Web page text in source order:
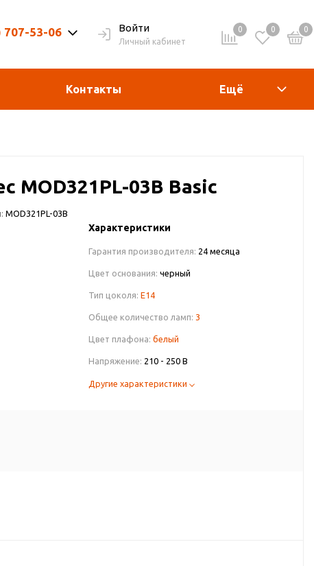
707-53-06 Войти
Личный кабинет
0 0 0
Контакты Ещё
MOD321PL-03B Basic
MOD321PL-03B
Характеристики
Гарантия производителя: 24 месяца
Цвет основания: черный
Тип цоколя: E14
Общее количество ламп: 3
Цвет плафона: белый
Напряжение: 210 - 250 В
Другие характеристики